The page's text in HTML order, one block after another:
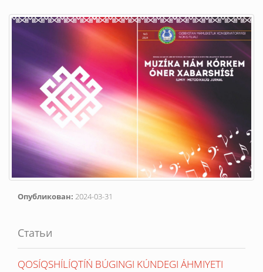
Опубликован: 2024-03-31
Статьи
QOSÍQSHÍLÍQTÍŃ BÚGINGI KÚNDEGI ÁHMIYETI